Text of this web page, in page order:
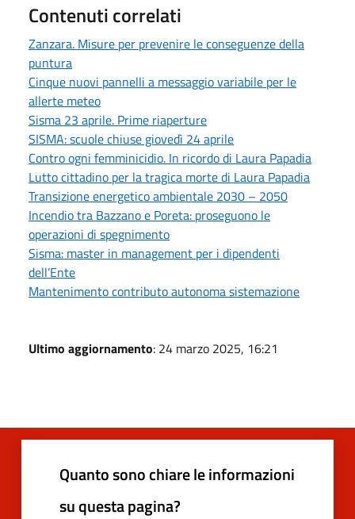
Contenuti correlati
Zanzara. Misure per prevenire le conseguenze della
puntura
Cinque nuovi pannelli a messaggio variabile per le
allerte meteo
Sisma 23 aprile. Prime riaperture
SISMA: scuole chiuse giovedì 24 aprile
Contro ogni femminicidio. In ricordo di Laura Papadia
Lutto cittadino per la tragica morte di Laura Papadia
Transizione energetico ambientale 2030 – 2050
Incendio tra Bazzano e Poreta: proseguono le
operazioni di spegnimento
Sisma: master in management per i dipendenti
dell’Ente
Mantenimento contributo autonoma sistemazione
Ultimo aggiornamento: 24 marzo 2025, 16:21
Quanto sono chiare le informazioni
su questa pagina?